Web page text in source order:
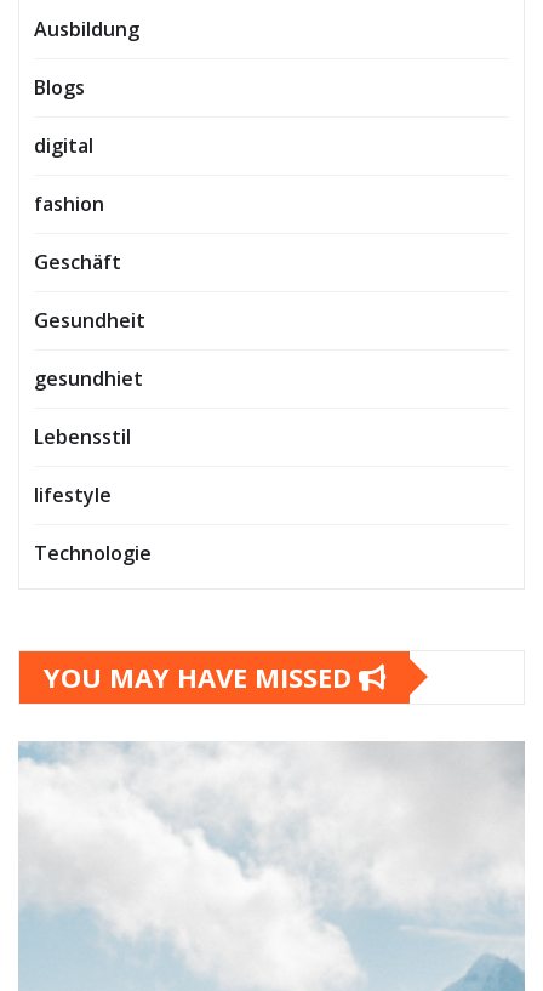
Ausbildung
Blogs
digital
fashion
Geschäft
Gesundheit
gesundhiet
Lebensstil
lifestyle
Technologie
YOU MAY HAVE MISSED